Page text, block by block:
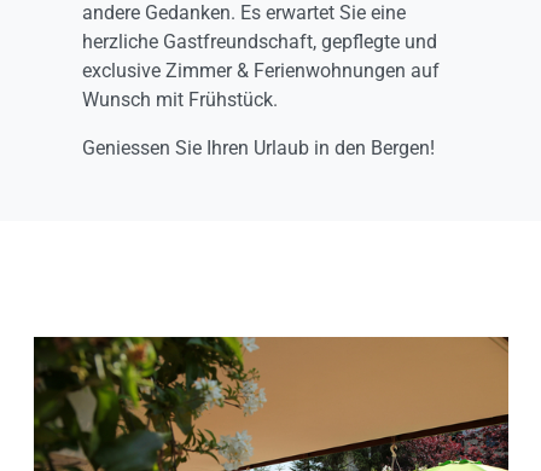
andere Gedanken. Es erwartet Sie eine
herzliche Gastfreundschaft, gepflegte und
exclusive Zimmer & Ferienwohnungen auf
Wunsch mit Frühstück.
Geniessen Sie Ihren Urlaub in den Bergen!